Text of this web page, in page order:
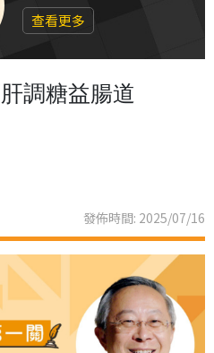
查看更多
調糖益腸道
發佈時間: 2025/07/16